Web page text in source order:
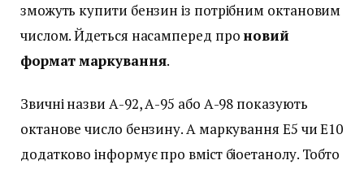
зможуть купити бензин із потрібним октановим
числом. Йдеться насамперед про новий
формат маркування.
Звичні назви А-92, А-95 або А-98 показують
октанове число бензину. А маркування E5 чи E10
додатково інформує про вміст біоетанолу. Тобто